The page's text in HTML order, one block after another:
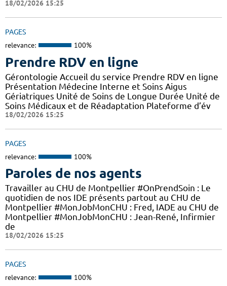
18/02/2026 15:25
PAGES
relevance: 100%
Prendre RDV en ligne
Gérontologie Accueil du service Prendre RDV en ligne
Présentation Médecine Interne et Soins Aigus
Gériatriques Unité de Soins de Longue Durée Unité de
Soins Médicaux et de Réadaptation Plateforme d’év
18/02/2026 15:25
PAGES
relevance: 100%
Paroles de nos agents
Travailler au CHU de Montpellier #OnPrendSoin : Le
quotidien de nos IDE présents partout au CHU de
Montpellier #MonJobMonCHU : Fred, IADE au CHU de
Montpellier #MonJobMonCHU : Jean-René, Infirmier
de
18/02/2026 15:25
PAGES
relevance: 100%